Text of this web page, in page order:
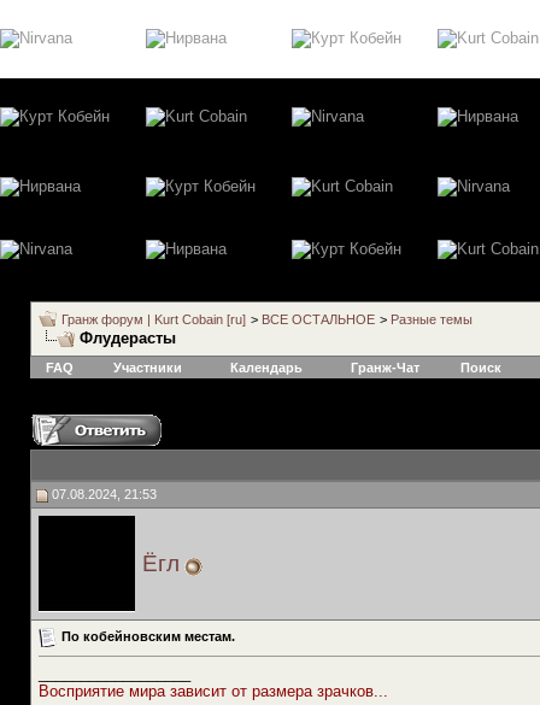
Гранж форум | Kurt Cobain [ru] > ВСЕ ОСТАЛЬНОЕ > Разные темы
Флудерасты
FAQ Участники Календарь Гранж-Чат Поиск
07.08.2024, 21:53
Ёгл
По кобейновским местам.
Восприятие мира зависит от размера зрачков...